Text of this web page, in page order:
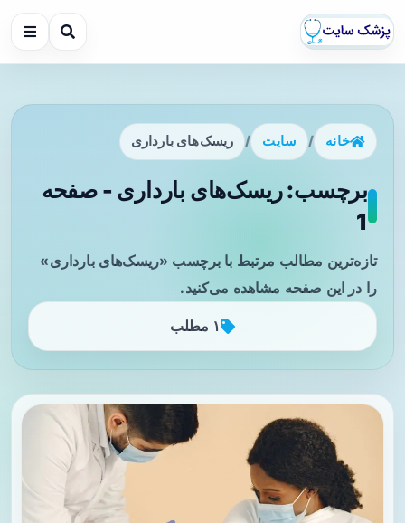
خانه / سایت / ریسک‌های بارداری
برچسب: ریسک‌های بارداری - صفحه
1
تازه‌ترین مطالب مرتبط با برچسب «ریسک‌های بارداری»
را در این صفحه مشاهده می‌کنید.
۱ مطلب